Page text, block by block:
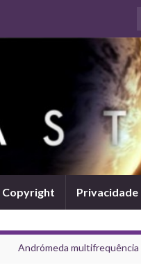
Copyright Privacidade
Andrómeda multifrequência